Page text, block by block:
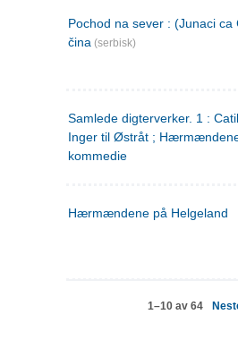
Pochod na sever : (Junaci ca
čina (serbisk)
Samlede digterverker. 1 :
Inger til Østråt ;
kommedie
Hærmændene på Helgeland
1–10 av 64